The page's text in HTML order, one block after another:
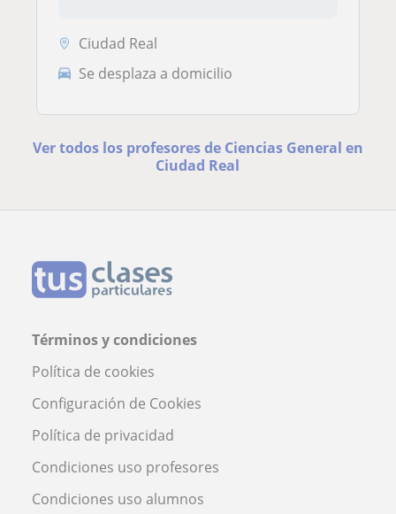
Ciudad Real
Se desplaza a domicilio
Ver todos los profesores de Ciencias General en
Ciudad Real
Términos y condiciones
Política de cookies
Configuración de Cookies
Política de privacidad
Condiciones uso profesores
Condiciones uso alumnos